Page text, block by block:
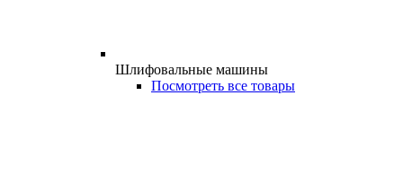
Шлифовальные машины
Посмотреть все товары